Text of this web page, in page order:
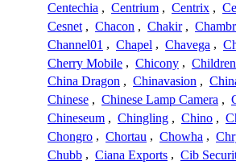
Centechia , Centrium , Centrix ,
Cesnet , Chacon , Chakir ,
Channel01 , Chapel , Chavega ,
Cherry Mobile , Chicony ,
China Dragon , Chinavasion ,
Chinese , Chinese Lamp Camera ,
Chineseum , Chingling , Chino ,
Chongro , Chortau , Chowha ,
Chubb , Ciana Exports , Cib